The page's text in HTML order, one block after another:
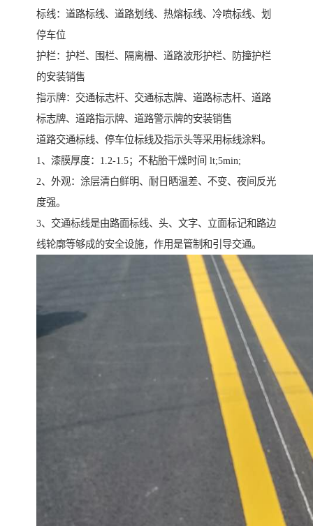
标线：道路标线、道路划线、热熔标线、冷喷标线、划
停车位
护栏：护栏、围栏、隔离栅、道路波形护栏、防撞护栏
的安装销售
指示牌：交通标志杆、交通标志牌、道路标志杆、道路
标志牌、道路指示牌、道路警示牌的安装销售
道路交通标线、停车位标线及指示头等采用标线涂料。
1、漆膜厚度：1.2-1.5；不粘胎干燥时间 lt;5min;
2、外观：涂层清白鲜明、耐日晒温差、不变、夜间反光
度强。
3、交通标线是由路面标线、头、文字、立面标记和路边
线轮廓等够成的安全设施，作用是管制和引导交通。